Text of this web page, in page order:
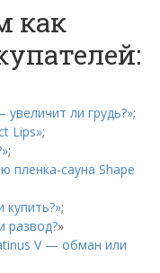
как
ли грудь?»;
Lips»;
;
пленка-сауна Shape
купить?»;
развод?»
V — обман или